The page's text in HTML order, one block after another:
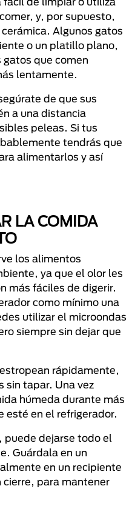
y, por supuesto,
Algunos gatos
o un platillo plano,
gatos que comen
lentamente.
de que sus
a una distancia
peleas. Si tus
tendrás que
alimentarlos y así
LA COMIDA
los alimentos
ya que el olor les
más fáciles de digerir.
como mínimo una
utilizar el microondas
siempre sin dejar que
rápidamente,
sin tapar. Una vez
húmeda durante más
esté en el refrigerador.
puede dejarse todo el
Guárdala en un
en un recipiente
cierre, para mantener